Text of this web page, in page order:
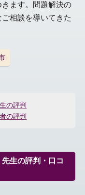
ます。問題解決の
相談を導いてきた
の評判
の評判
生の評判・口コ